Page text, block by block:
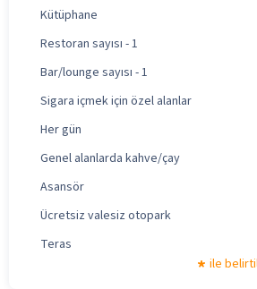
Kütüphane
Restoran sayısı - 1
Bar/lounge sayısı - 1
Sigara içmek için özel alanlar
Her gün
Genel alanlarda kahve/çay
Asansör
Ücretsiz valesiz otopark
Teras
ile